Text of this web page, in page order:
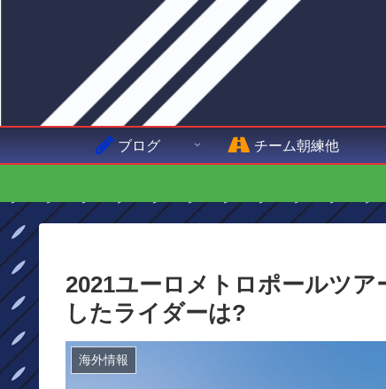
ブログ チーム朝練他
2021ユーロメトロポールツ
したライダーは?
海外情報